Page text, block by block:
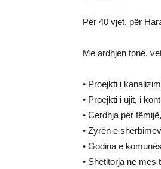
Për 40 vjet, për
Me ardhjen tonë,
• Proejkti i
• Proejkti i ujit, i
• Cerdhja për
• Zyrën e
• Godina e
• Shëtitorja në mes